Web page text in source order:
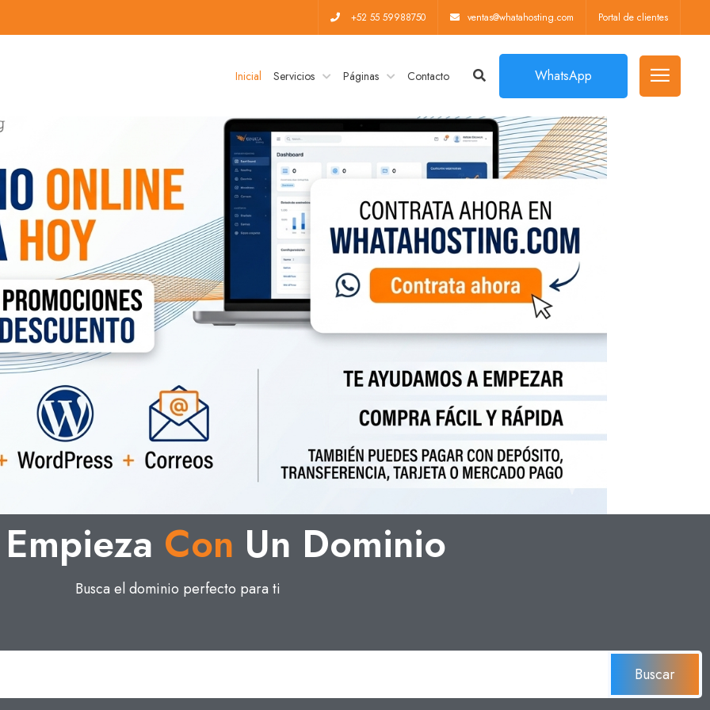
+52 55 59988750 ventas@whatahosting.com Portal de clientes
Inicial Servicios Páginas Contacto WhatsApp
Con Un Dominio
Busca el dominio perfecto para ti